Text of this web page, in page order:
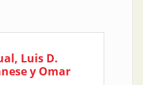
Luis D.
y Omar